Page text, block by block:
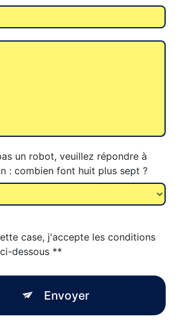
un robot, veuillez répondre à
: combien font huit plus sept ?
case, j'accepte les conditions
dessous **
Envoyer